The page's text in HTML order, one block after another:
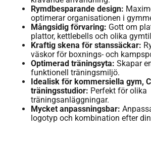
Rymdbesparande design:
optimerar organisationen i
Mångsidig förvaring: Gott om
plattor, kettlebells och olika
Kraftig skena för stanssäckar:
väskor för boxnings- och
Optimerad träningsyta: Skapar
funktionell träningsmiljö.
Idealisk för kommersiella gym,
träningsstudior: Perfekt för olika
träningsanläggningar.
Mycket anpassningsbar:
logotyp och kombination efter